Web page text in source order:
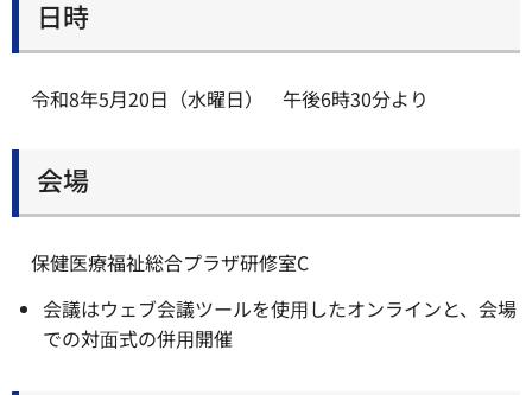
日時
令和8年5月20日（水曜日） 午後6時30分より
会場
保健医療福祉総合プラザ研修室C
会議はウェブ会議ツールを使⽤したオンラインと、会場
での対⾯式の併⽤開催